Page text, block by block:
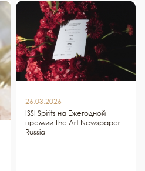
26.03.2026
ISSI Spirits на Ежегодной
премии The Art Newspaper
Russia